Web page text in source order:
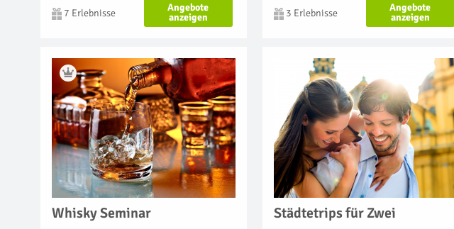
7 Erlebnisse
Angebote
anzeigen
3 Erlebnisse
Angebote
anzeigen
Whisky Seminar Städtetrips für Zwei